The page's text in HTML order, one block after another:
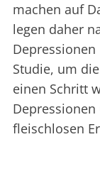
machen auf
legen daher
Studie, um
einen Schritt
fleischlosen